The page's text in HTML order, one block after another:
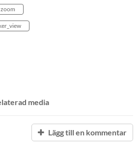
zoom
media
Lägg till en kommentar